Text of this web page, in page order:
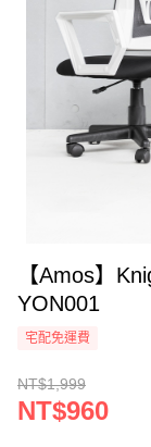
【Amos】
YON001
宅配免運費
NT$1,999
NT$960